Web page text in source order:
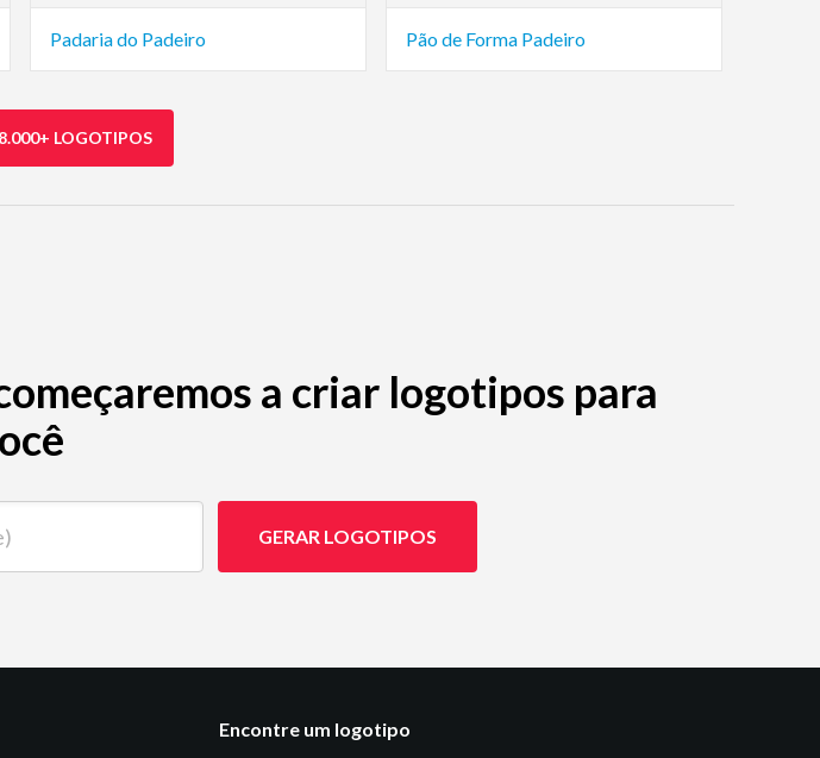
Padaria do Padeiro Pão de Forma Padeiro
LOGOTIPOS
a criar logotipos para
GERAR LOGOTIPOS
Encontre um logotipo